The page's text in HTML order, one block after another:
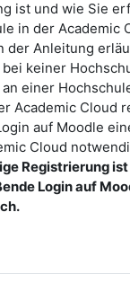
ist und wie Sie
in der Academic
der Anleitung
bei keiner
einer
Academic Cloud
auf Moodle
Cloud
Registrierung
Login auf